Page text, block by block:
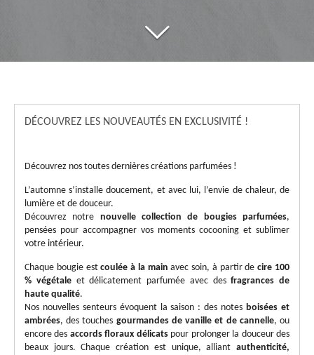
DÉCOUVREZ LES NOUVEAUTÉS EN EXCLUSIVITÉ !
Découvrez nos toutes dernières créations parfumées !
L’automne s’installe doucement, et avec lui, l’envie de chaleur, de
lumière et de douceur.
Découvrez notre nouvelle collection de bougies parfumées,
pensées pour accompagner vos moments cocooning et sublimer
votre intérieur.
Chaque bougie estcoulée à la main avec soin, à partir decire 100
% végétaleet délicatement parfumée avec desfragrances de
haute qualité.
Nos nouvelles senteurs évoquent la saison : des notes boisées et
ambrées, des touches gourmandes de vanille et de cannelle, ou
encore des accords floraux délicatspour prolonger la douceur des
beaux jours.Chaque création est unique, alliantauthenticité,